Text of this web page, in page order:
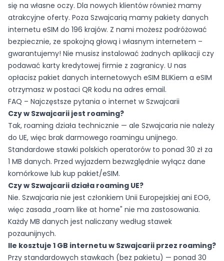
się na własne oczy. Dla nowych klientów również mamy
atrakcyjne oferty. Poza Szwajcarią mamy pakiety danych
internetu eSIM do 196 krajów. Z nami możesz podróżować
bezpiecznie, ze spokojną głową i własnym internetem –
gwarantujemy! Nie musisz instalować żadnych aplikacji czy
podawać karty kredytowej firmie z zagranicy. U nas
opłacisz pakiet danych internetowych eSIM BLIKiem a eSIM
otrzymasz w postaci QR kodu na adres email.
FAQ – Najczęstsze pytania o internet w Szwajcarii
Czy w Szwajcarii jest roaming?
Tak, roaming działa technicznie — ale Szwajcaria nie należy
do UE, więc brak darmowego roamingu unijnego.
Standardowe stawki polskich operatorów to ponad 30 zł za
1 MB danych. Przed wyjazdem bezwzględnie wyłącz dane
komórkowe lub kup pakiet/eSIM.
Czy w Szwajcarii działa roaming UE?
Nie. Szwajcaria nie jest członkiem Unii Europejskiej ani EOG,
więc zasada „roam like at home" nie ma zastosowania.
Każdy MB danych jest naliczany według stawek
pozaunijnych.
Ile kosztuje 1 GB internetu w Szwajcarii przez roaming?
Przy standardowych stawkach (bez pakietu) — ponad 30